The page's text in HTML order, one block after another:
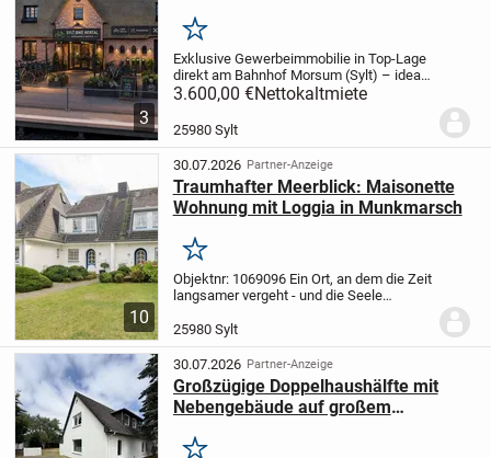
3
Merken
Exklusive Gewerbeimmobilie in Top-Lage
direkt am Bahnhof Morsum (Sylt) – ideal
für Fahrradverleih oder touristisches
selten gibt! Zur Vermietung steht eine...
3.600,00 €Nettokaltmiete
25980 Sylt
10
30.07.2026 Partner-Anzeige
Traumhafter Meerblick: Maisonette
Wohnung mit Loggia in Munkmarsch
Merken
Objektnr: 1069096 Ein Ort, an dem die Zeit
langsamer vergeht - und die Seele
Munkmarsch, einem der charmantesten
Orte Sylts, liegt diese bezaubernde...
25980 Sylt
30.07.2026 Partner-Anzeige
Großzügige Doppelhaushälfte mit
Nebengebäude auf großem